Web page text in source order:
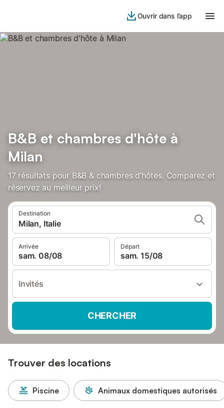
Ouvrir dans l’app
B&B et chambres d'hôte à
Milan
17 résultats pour B&B & chambres d’hôtes. Comparez et
réservez au meilleur prix!
Destination
Milan, Italie
Arrivée
sam. 08/08
Départ
sam. 15/08
Invités
CHERCHER
Trouver des locations
Piscine Animaux domestiques autorisés